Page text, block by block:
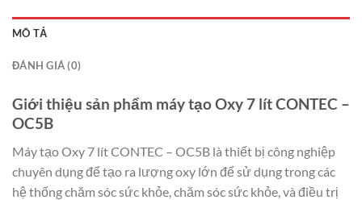
MÔ TẢ
ĐÁNH GIÁ (0)
Giới thiệu sản phẩm máy tạo Oxy 7 lít CONTEC –
OC5B
Máy tạo Oxy 7 lít CONTEC – OC5B là thiết bị công nghiệp
chuyên dụng để tạo ra lượng oxy lớn để sử dụng trong các
hệ thống chăm sóc sức khỏe, chăm sóc sức khỏe, và điều trị